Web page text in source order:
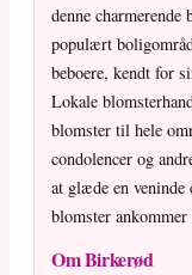
denne
populært
beboere, kendt for
Lokale
blomster til hele
condolencer og
at glæde en
blomster
Om Birkerød